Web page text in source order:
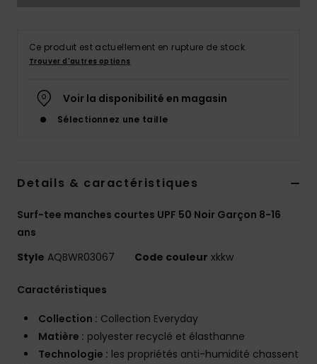
Ce produit est actuellement en rupture de stock.
Trouver d'autres options
Voir la disponibilité en magasin
Sélectionnez une taille
Details & caractéristiques
Surf-tee manches courtes UPF 50 Noir Garçon 8-16
ans
Style AQBWR03067 Code couleur xkkw
Caractéristiques
Collection : Collection Everyday
Matière : polyester recyclé et élasthanne
Technologie : les propriétés anti-humidité chassent